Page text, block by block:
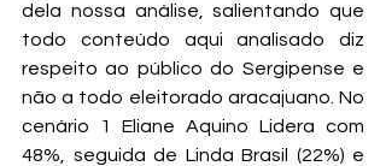
dela nossa análise, salientando que
todo conteúdo aqui analisado diz
respeito ao público do Sergipense e
não a todo eleitorado aracajuano. No
cenário 1 Eliane Aquino Lidera com
48%, seguida de Linda Brasil (22%) e